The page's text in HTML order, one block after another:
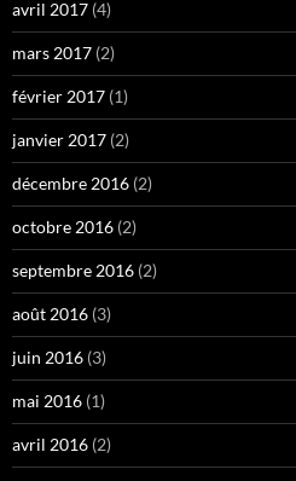
avril 2017 (4)
mars 2017 (2)
février 2017 (1)
janvier 2017 (2)
décembre 2016 (2)
octobre 2016 (2)
septembre 2016 (2)
août 2016 (3)
juin 2016 (3)
mai 2016 (1)
avril 2016 (2)